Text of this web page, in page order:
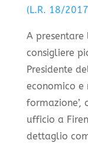
(L.R. 18/
A
consigliere
Presidente
economico
ufficio a
dettaglio